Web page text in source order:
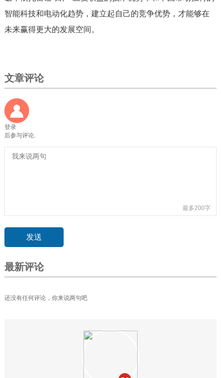
智能科技和电动化趋势，建立起自己的竞争优势，才能够在
未来赢得更大的发展空间。
文章评论
登录
后参与评论.
最多200字
最新评论
还没有任何评论，你来说两句吧